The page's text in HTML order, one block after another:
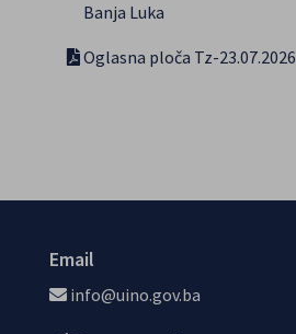
Banja Luka
Oglasna ploča Tz-23.07.2026
Email
info@uino.gov.ba